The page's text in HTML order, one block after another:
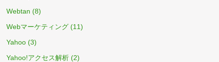
Webtan (8)
Webマーケティング (11)
Yahoo (3)
Yahoo!アクセス解析 (2)